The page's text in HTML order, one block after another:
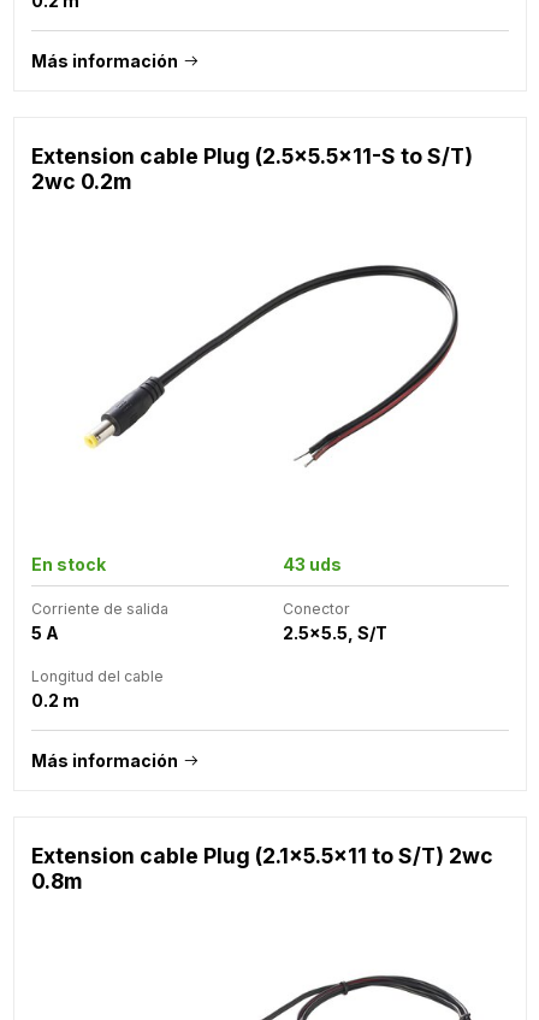
Más información
Extension cable Plug (2.5x5.5x11-S to S/T)
2wc 0.2m
En stock 43 uds
Corriente de salida
5 A
Conector
2.5x5.5, S/T
Longitud del cable
0.2 m
Más información
Extension cable Plug (2.1x5.5x11 to S/T) 2wc
0.8m